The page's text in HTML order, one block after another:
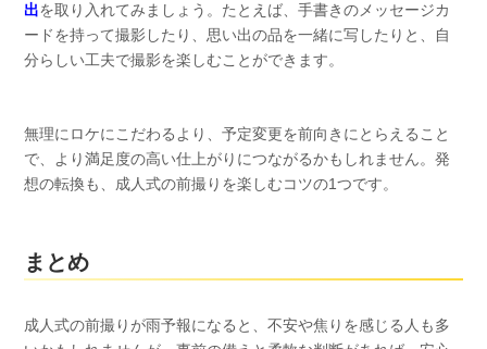
出を取り入れてみましょう。たとえば、手書きのメッセージカ
ードを持って撮影したり、思い出の品を一緒に写したりと、自
分らしい工夫で撮影を楽しむことができます。
無理にロケにこだわるより、予定変更を前向きにとらえること
で、より満足度の高い仕上がりにつながるかもしれません。発
想の転換も、成人式の前撮りを楽しむコツの1つです。
まとめ
成人式の前撮りが雨予報になると、不安や焦りを感じる人も多